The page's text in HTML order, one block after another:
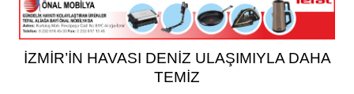
İZMİR’İN HAVASI DENİZ ULAŞIMIYLA DAHA
TEMİZ